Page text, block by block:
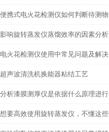
影响旋转蒸发仪蒸馏效率的因素分析
超声波清洗机换能器粘结工艺